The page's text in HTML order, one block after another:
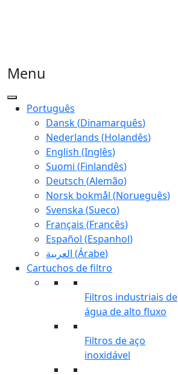
Menu
Português
Dansk(Dinamarquês)
Nederlands (Holandês)
English (Inglês)
Suomi (Finlandês)
Deutsch (Alemão)
Norsk bokmål (Norueguês)
Svenska (Sueco)
Français (Francês)
Español (Espanhol)
العربية (Árabe)
Cartuchos de filtro
Filtros industriais de
água de alto fluxo
Filtros de aço
inoxidável